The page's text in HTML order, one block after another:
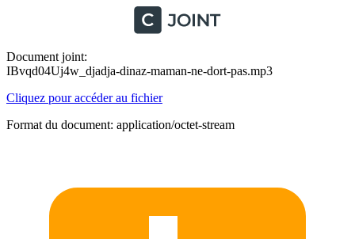
Document joint:
IBvqd04Uj4w_djadja-dinaz-maman-ne-dort-pas.mp3
Cliquez pour accéder au fichier
Format du document: application/octet-stream